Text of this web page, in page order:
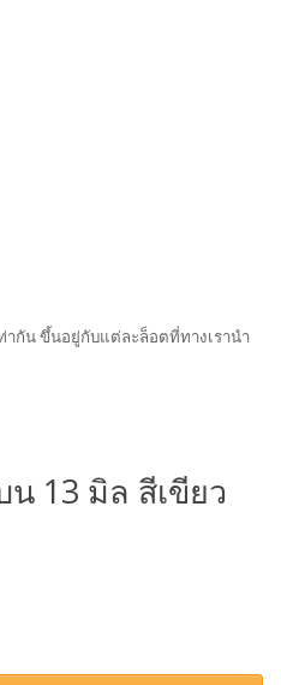
ากัน ขึ้นอยู่กับแต่ละล็อตที่ทางเรานำ
13 มิล สีเขียว